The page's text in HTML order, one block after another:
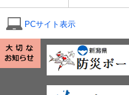
PCサイト表示